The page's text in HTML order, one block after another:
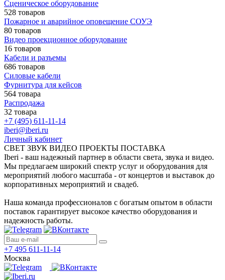
Сценическое оборудование
528 товаров
Пожарное и аварийное оповещение СОУЭ
80 товаров
Видео проекционное оборудование
16 товаров
Кабели и разъемы
686 товаров
Силовые кабели
Фурнитура для кейсов
564 товара
Распродажа
32 товара
+7 (495) 611-11-14
iberi@iberi.ru
Личный кабинет
СВЕТ ЗВУК ВИДЕО ПРОЕКТЫ ПОСТАВКА
Iberi - ваш надежный партнер в области света, звука и видео.
Мы предлагаем широкий спектр услуг и оборудования для
мероприятий любого масштаба - от концертов и выставок до
корпоративных мероприятий и свадеб.
Наша команда профессионалов с богатым опытом в области
поставок гарантирует высокое качество оборудования и
надежность работы.
+7 495 611-11-14
Москва